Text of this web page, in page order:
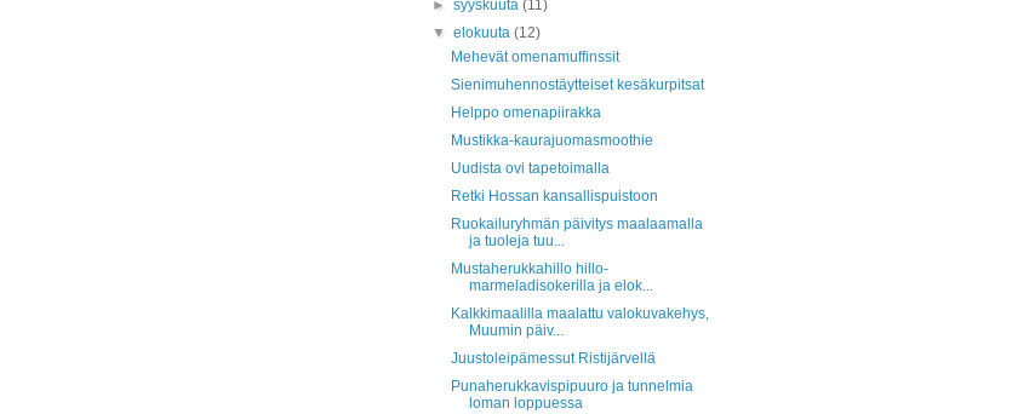
►syyskuuta(11)
▼elokuuta(12)
Mehevät omenamuffinssit
Sienimuhennostäytteiset kesäkurpitsat
Helppo omenapiirakka
Mustikka-kaurajuomasmoothie
Uudista ovi tapetoimalla
Retki Hossan kansallispuistoon
Ruokailuryhmän päivitys maalaamalla
ja tuoleja tuu...
Mustaherukkahillo hillo-
marmeladisokerilla ja elok...
Kalkkimaalilla maalattu valokuvakehys,
Muumin päiv...
Juustoleipämessut Ristijärvellä
Punaherukkavispipuuro ja tunnelmia
loman loppuessa